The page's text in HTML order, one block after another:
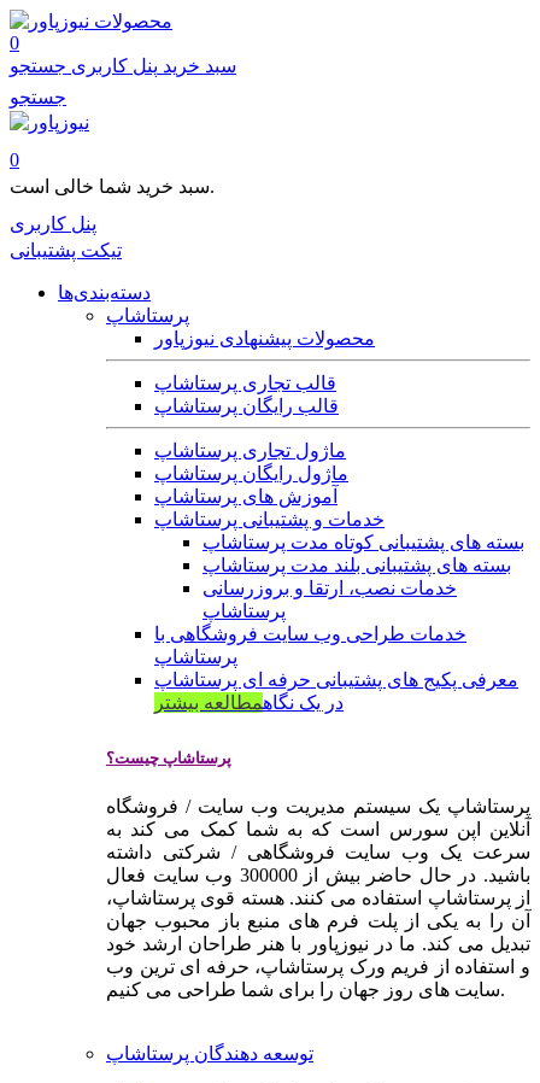
محصولات
0
سبد خرید پنل کاربری جستجو
جستجو
0
سبد خرید شما خالی است.
پنل کاربری
تیکت پشتیبانی
دسته‌بندی‌ها
پرستاشاپ
محصولات پیشنهادی نیوزپاور
قالب تجاری پرستاشاپ
قالب رایگان پرستاشاپ
ماژول تجاری پرستاشاپ
ماژول رایگان پرستاشاپ
آموزش های پرستاشاپ
خدمات و پشتیبانی پرستاشاپ
بسته های پشتیبانی کوتاه مدت پرستاشاپ
بسته های پشتیبانی بلند مدت پرستاشاپ
خدمات نصب، ارتقا و بروزرسانی
پرستاشاپ
خدمات طراحی وب سایت فروشگاهی با
پرستاشاپ
معرفی پکیج های پشتیبانی حرفه ای پرستاشاپ
در یک نگاهمطالعه بیشتر
پرستاشاپ چیست؟
پرستاشاپ یک سیستم مدیریت وب سایت / فروشگاه
آنلاین اپن سورس است که به شما کمک می کند به
سرعت یک وب سایت فروشگاهی / شرکتی داشته
باشید. در حال حاضر بیش از 300000 وب سایت فعال
از پرستاشاپ استفاده می کنند. هسته قوی پرستاشاپ،
آن را به یکی از پلت فرم های منبع باز محبوب جهان
تبدیل می کند. ما در نیوزپاور با هنر طراحان ارشد خود
و استفاده از فریم ورک پرستاشاپ، حرفه ای ترین وب
سایت های روز جهان را برای شما طراحی می کنیم.
توسعه دهندگان پرستاشاپ